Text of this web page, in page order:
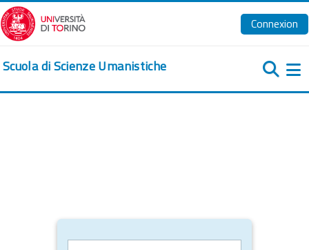
Passer au contenu principal
Connexion
Scuola di Scienze Umanistiche